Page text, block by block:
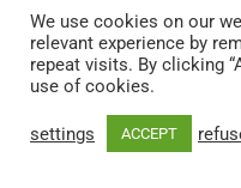
We use cookies on our
relevant experience by
repeat visits. By clicking
use of cookies.
settings ACCEPT